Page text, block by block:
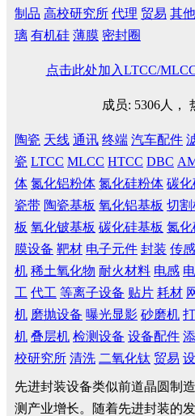
制品 高校研究所 代理 贸易 其他
璃 有机硅 薄膜 密封圈
点击此处加入LTCC/
成员: 5306人，
陶瓷 天线 通讯 终端 汽车配件
瓷 LTCC MLCC HTCC DBC
体 氮化铝粉体 氮化硅粉体 碳
瓷带 陶瓷基板 氧化铝基板 切割
板 氧化铍基板 碳化硅基板 氮化
膜设备 靶材 电子元件 封装 传
机 稀土氧化物 耐火材料 电感
工 代工 等离子设备 贴片 耗材
机 磨抛设备 曝光显影 砂磨机
机 叠层机 检测设备 设备配件
校研究所 清洗 二氧化钛 贸易
先进封装设备类似前道晶圆制
测产业增长。随着先进封装的发